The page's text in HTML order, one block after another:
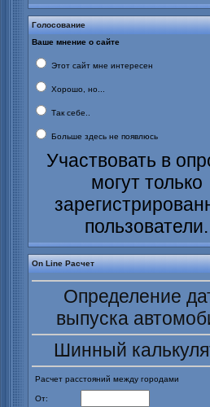
Голосование
Ваше мнение о сайте
Этот сайт мне интересен
Хорошо, но...
Так себе..
Больше здесь не появлюсь
Участвовать в
могут только
пользователи.
On Line Расчет
Определение
выпуска
Шинный
Расчет расстояний между городами
От: